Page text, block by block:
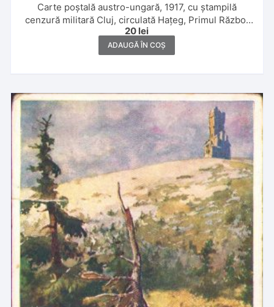
Carte poștală austro-ungară, 1917, cu ștampilă
cenzură militară Cluj, circulată Hațeg, Primul Război
Mondial
20 lei
ADAUGĂ ÎN COȘ